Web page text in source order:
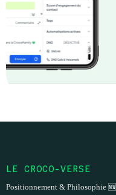
LE CROCO-VERSE
Positionnement & Philosophie 🆕